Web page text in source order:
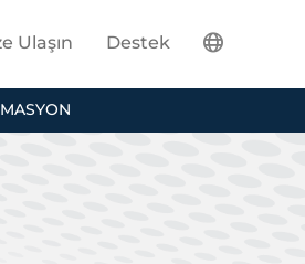
Ulaşın Destek